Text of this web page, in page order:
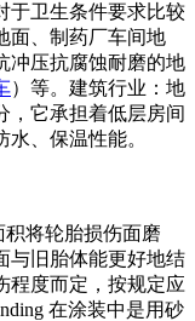
于卫生条件要求比较
面、制药厂车间地
冲压抗腐蚀耐磨的地
）等。建筑行业：地
，它承担着低层房间
、保温性能。
将轮胎损伤面磨
与旧胎体能更好地结
程度而定，按规定应
在涂装中是用砂